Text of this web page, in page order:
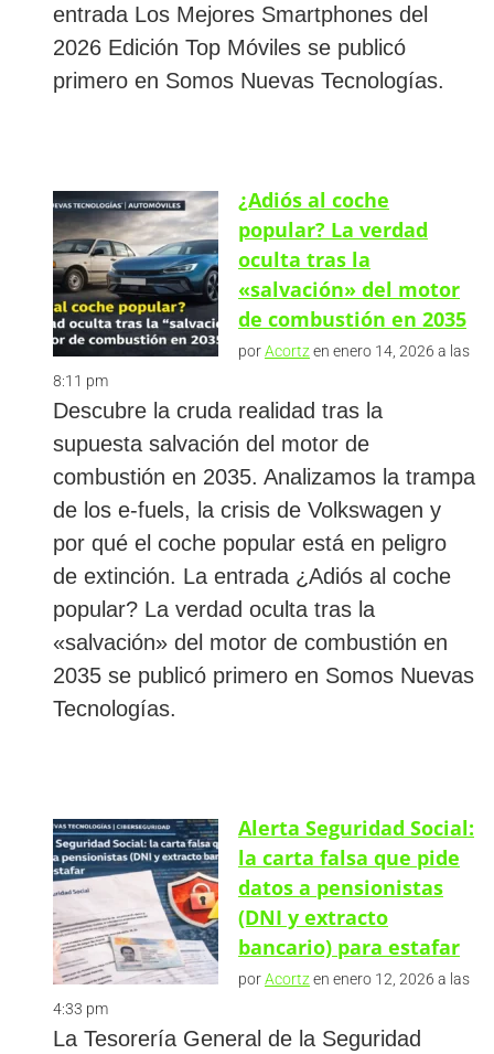
entrada Los Mejores Smartphones del
2026 Edición Top Móviles se publicó
primero en Somos Nuevas Tecnologías.
¿Adiós al coche
popular? La verdad
oculta tras la
«salvación» del motor
de combustión en 2035
porAcortz en enero 14, 2026 a las
8:11 pm
Descubre la cruda realidad tras la
supuesta salvación del motor de
combustión en 2035. Analizamos la trampa
de los e-fuels, la crisis de Volkswagen y
por qué el coche popular está en peligro
de extinción. La entrada ¿Adiós al coche
popular? La verdad oculta tras la
«salvación» del motor de combustión en
2035 se publicó primero en Somos Nuevas
Tecnologías.
Alerta Seguridad Social:
la carta falsa que pide
datos a pensionistas
(DNI y extracto
bancario) para estafar
porAcortz en enero 12, 2026 a las
4:33 pm
La Tesorería General de la Seguridad